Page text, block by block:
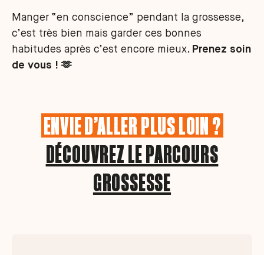
Manger “en conscience” pendant la grossesse,
c’est très bien mais garder ces bonnes
habitudes après c’est encore mieux. Prenez soin
de vous ! 🫶
ENVIE D’ALLER PLUS LOIN ?
DÉCOUVREZ LE PARCOURS
GROSSESSE